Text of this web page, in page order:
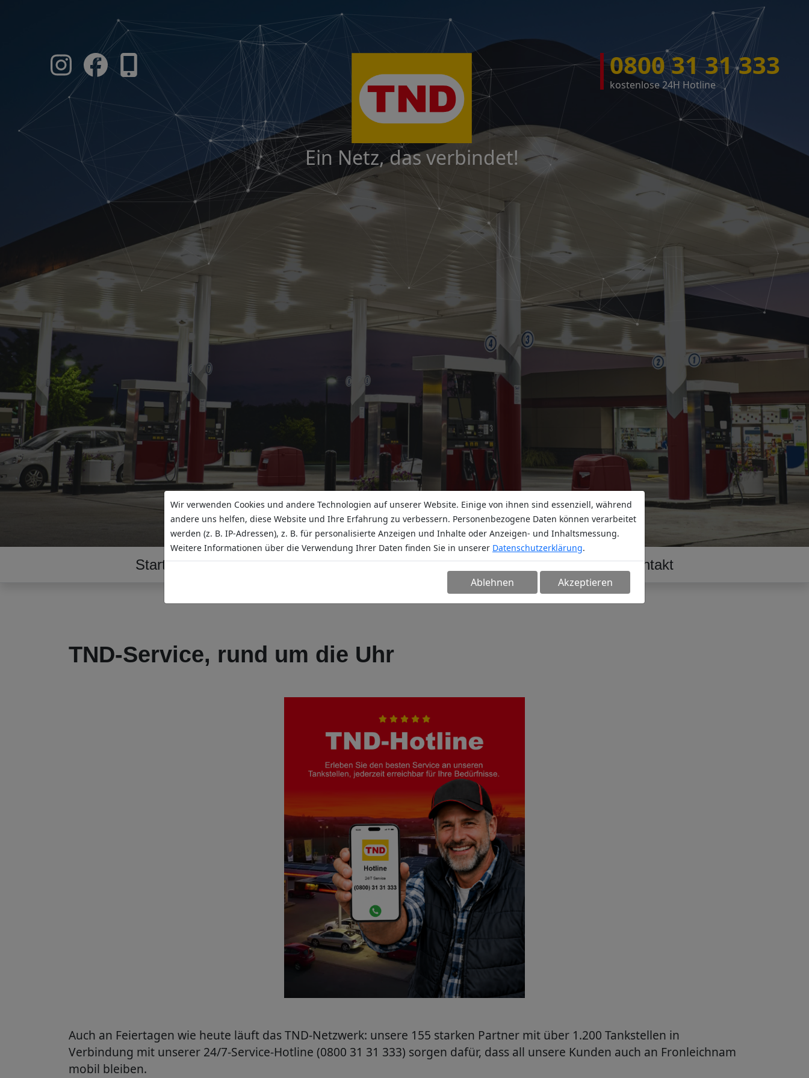
Ein Netz, das verbindet!
0800 31 31 333
kostenlose 24H Hotline
Start Tankstellen Service Unternehmen Partnerschaft Kontakt
TND-Service, rund um die Uhr
Auch an Feiertagen wie heute läuft das TND-Netzwerk: unsere 155 starken Partner mit über 1.200 Tankstellen in
Verbindung mit unserer 24/7-Service-Hotline (0800 31 31 333) sorgen dafür, dass all unsere Kunden auch an Fronleichnam
mobil bleiben.
Wir verwenden Cookies und andere Technologien auf unserer Website. Einige von ihnen sind essenziell, während
andere uns helfen, diese Website und Ihre Erfahrung zu verbessern. Personenbezogene Daten können verarbeitet
werden (z. B. IP-Adressen), z. B. für personalisierte Anzeigen und Inhalte oder Anzeigen- und Inhaltsmessung.
Weitere Informationen über die Verwendung Ihrer Daten finden Sie in unserer Datenschutzerklärung.
Ablehnen Akzeptieren